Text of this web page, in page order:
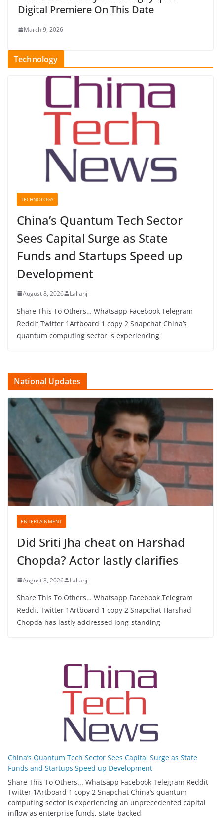
Digital Premiere On This Date
March 9, 2026
Technology
TECHNOLOGY
China’s Quantum Tech Sector
Sees Capital Surge as State
Funds and Startups Speed up
Development
August 8, 2026 Lallanji
Share This To Others… Whatsapp Facebook Telegram
Reddit Twitter 1Artboard 1 copy 2 Snapchat China’s
quantum computing sector is experiencing
National Updates
ENTERTAINMENT
Did Sriti Jha cheat on Harshad
Chopda? Actor lastly clarifies
August 8, 2026 Lallanji
Share This To Others… Whatsapp Facebook Telegram
Reddit Twitter 1Artboard 1 copy 2 Snapchat Harshad
Chopda has lastly addressed long-standing
China’s Quantum Tech Sector Sees Capital Surge as State
Funds and Startups Speed up Development
Share This To Others... Whatsapp Facebook Telegram Reddit
Twitter 1Artboard 1 copy 2 Snapchat China’s quantum
computing sector is experiencing an unprecedented capital
inflow as enterprise funds, state-backed